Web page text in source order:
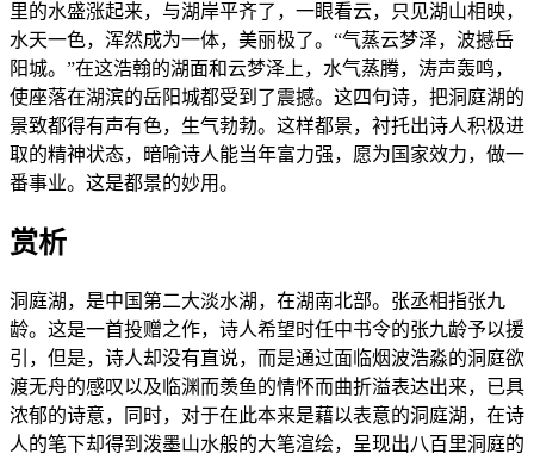
里的水盛涨起来，与湖岸平齐了，一眼看云，只见湖山相映，
水天一色，浑然成为一体，美丽极了。“气蒸云梦泽，波撼岳
阳城。”在这浩翰的湖面和云梦泽上，水气蒸腾，涛声轰鸣，
使座落在湖滨的岳阳城都受到了震撼。这四句诗，把洞庭湖的
景致都得有声有色，生气勃勃。这样都景，衬托出诗人积极进
取的精神状态，暗喻诗人能当年富力强，愿为国家效力，做一
番事业。这是都景的妙用。
赏析
洞庭湖，是中国第二大淡水湖，在湖南北部。张丞相指张九
龄。这是一首投赠之作，诗人希望时任中书令的张九龄予以援
引，但是，诗人却没有直说，而是通过面临烟波浩淼的洞庭欲
渡无舟的感叹以及临渊而羡鱼的情怀而曲折溢表达出来，已具
浓郁的诗意，同时，对于在此本来是藉以表意的洞庭湖，在诗
人的笔下却得到泼墨山水般的大笔渲绘，呈现出八百里洞庭的